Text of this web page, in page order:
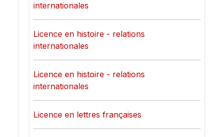
internationales
Licence en histoire - relations
internationales
Licence en histoire - relations
internationales
Licence en lettres françaises